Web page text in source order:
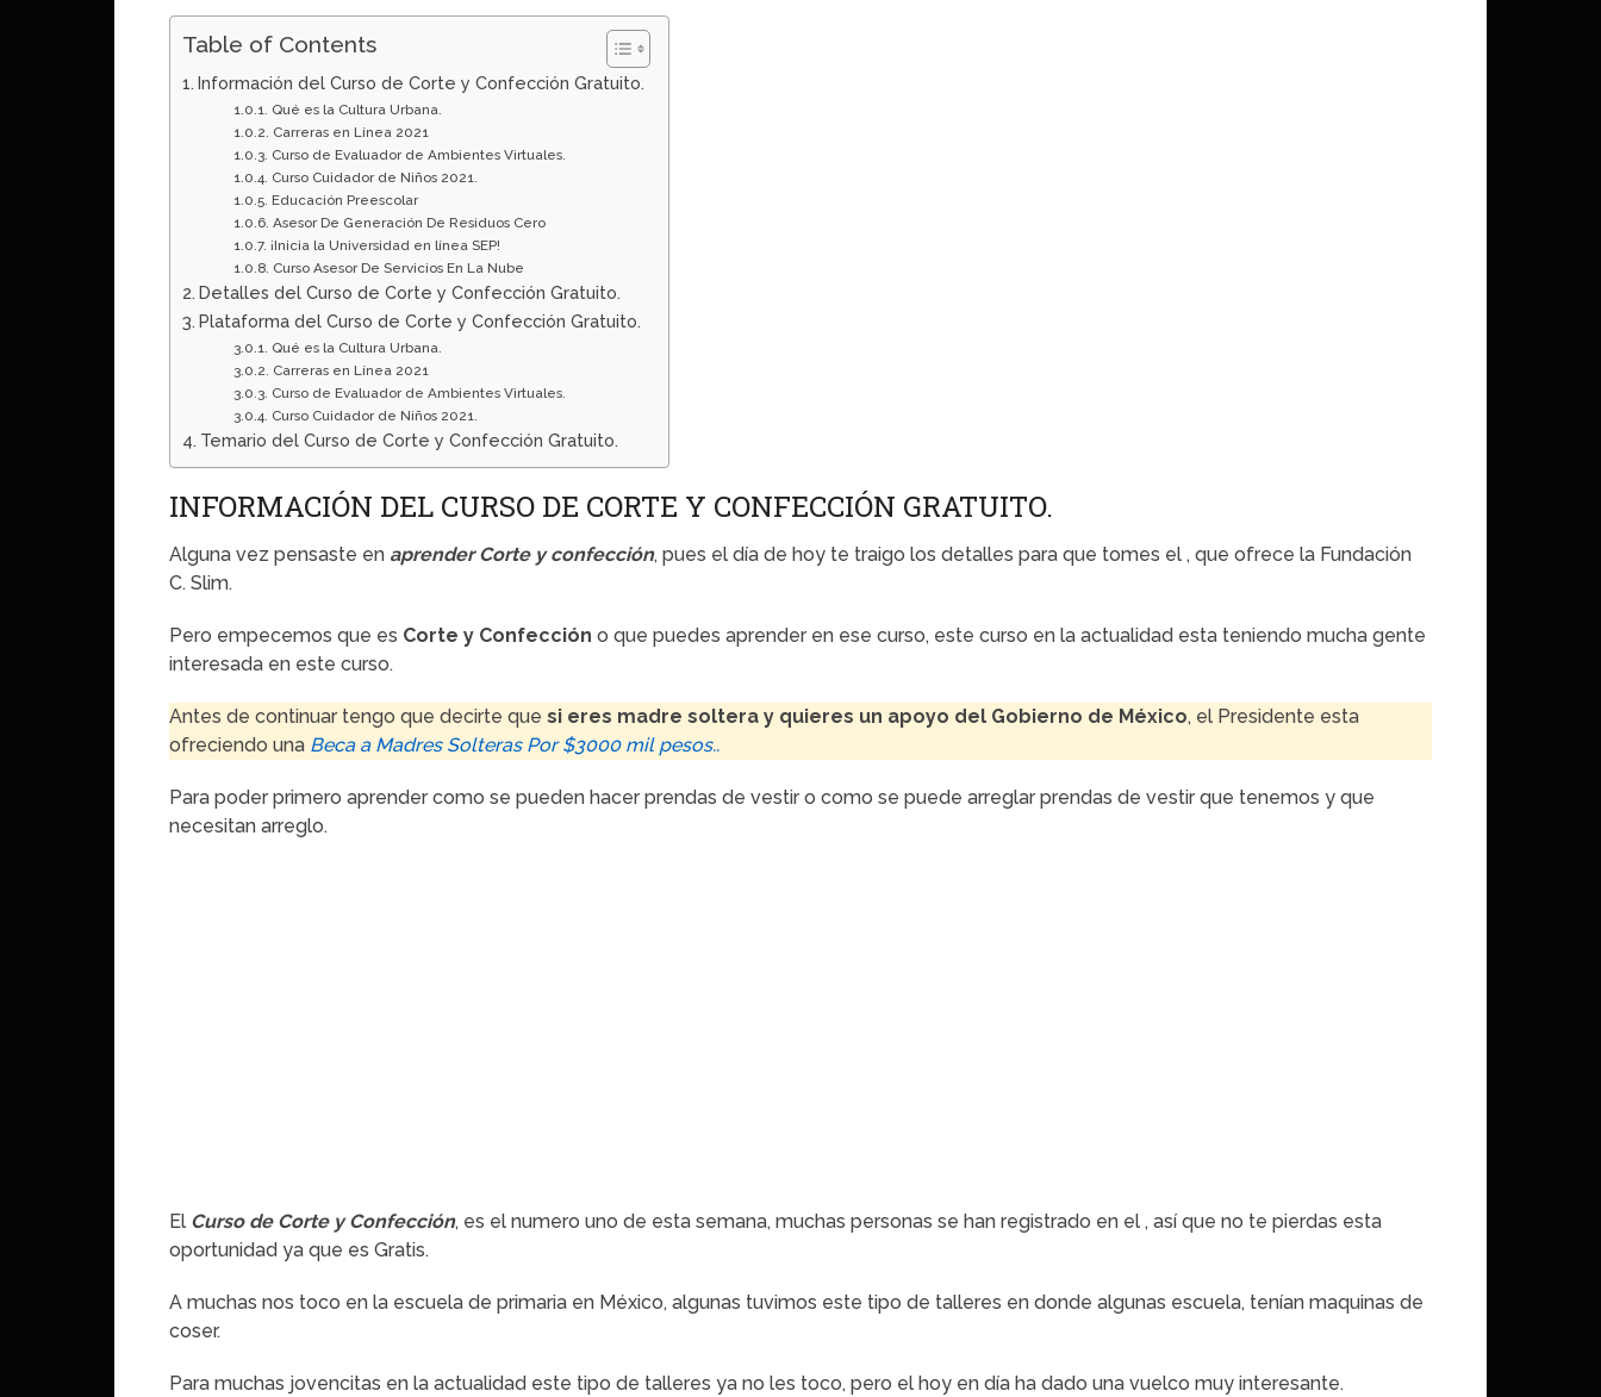
Table of Contents
Información del Curso de Corte y Confección Gratuito.
Qué es la Cultura Urbana.
Carreras en Línea 2021
Curso de Evaluador de Ambientes Virtuales.
Curso Cuidador de Niños 2021.
Educación Preescolar
Asesor De Generación De Residuos Cero
¡Inicia la Universidad en línea SEP!
Curso Asesor De Servicios En La Nube
Detalles del Curso de Corte y Confección Gratuito.
Plataforma del Curso de Corte y Confección Gratuito.
Qué es la Cultura Urbana.
Carreras en Línea 2021
Curso de Evaluador de Ambientes Virtuales.
Curso Cuidador de Niños 2021.
Temario del Curso de Corte y Confección Gratuito.
INFORMACIÓN DEL CURSO DE CORTE Y CONFECCIÓN GRATUITO.
Alguna vez pensaste en aprender Corte y confección, pues el día de hoy te traigo los detalles para que tomes el , que ofrece la Fundación
C. Slim.
Pero empecemos que es Corte y Confección o que puedes aprender en ese curso, este curso en la actualidad esta teniendo mucha gente
interesada en este curso.
Antes de continuar tengo que decirte quesi eres madre soltera y quieres un apoyo del Gobierno de México, el Presidente esta
ofreciendo una Beca a Madres Solteras Por $3000 mil pesos..
Para poder primero aprender como se pueden hacer prendas de vestir o como se puede arreglar prendas de vestir que tenemos y que
necesitan arreglo.
El Curso de Corte y Confección, es el numero uno de esta semana, muchas personas se han registrado en el , así que no te pierdas esta
oportunidad ya que es Gratis.
A muchas nos toco en la escuela de primaria en México, algunas tuvimos este tipo de talleres en donde algunas escuela, tenían maquinas de
coser.
Para muchas jovencitas en la actualidad este tipo de talleres ya no les toco, pero el hoy en día ha dado una vuelco muy interesante.